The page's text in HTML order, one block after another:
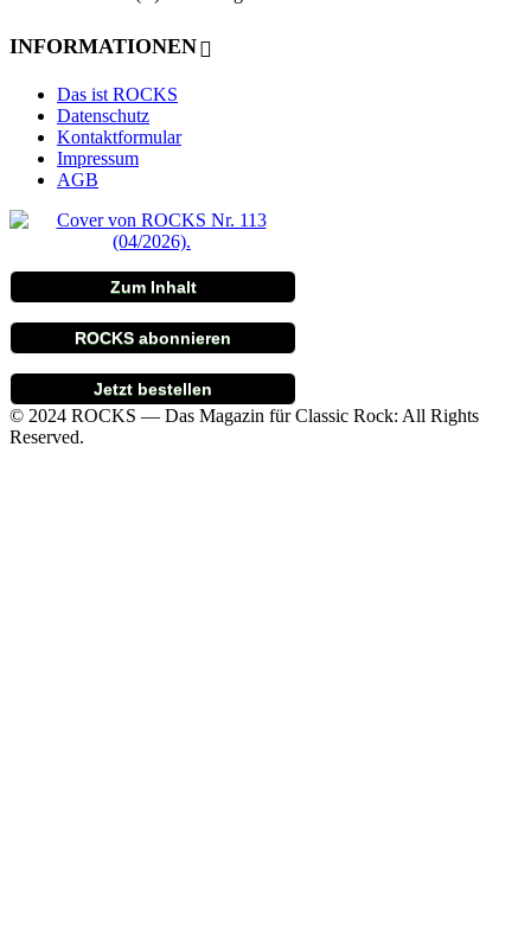
INFORMATIONEN
Das ist ROCKS
Datenschutz
Kontaktformular
Impressum
AGB
Zum Inhalt
ROCKS abonnieren
Jetzt bestellen
© 2024 ROCKS — Das Magazin für Classic Rock: All Rights
Reserved.